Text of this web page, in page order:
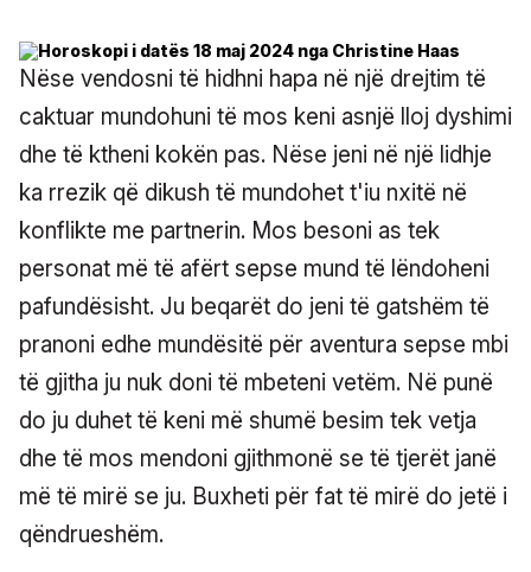
Nëse vendosni të hidhni hapa në një drejtim të
caktuar mundohuni të mos keni asnjë lloj dyshimi
dhe të ktheni kokën pas. Nëse jeni në një lidhje
ka rrezik që dikush të mundohet t'iu nxitë në
konflikte me partnerin. Mos besoni as tek
personat më të afërt sepse mund të lëndoheni
pafundësisht. Ju beqarët do jeni të gatshëm të
pranoni edhe mundësitë për aventura sepse mbi
të gjitha ju nuk doni të mbeteni vetëm. Në punë
do ju duhet të keni më shumë besim tek vetja
dhe të mos mendoni gjithmonë se të tjerët janë
më të mirë se ju. Buxheti për fat të mirë do jetë i
qëndrueshëm.